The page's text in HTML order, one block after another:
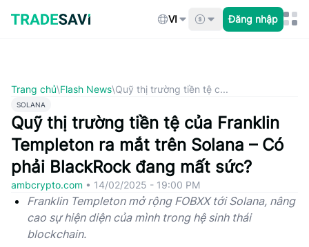
qua
nội
VI Đăng nhập
Trang chủ\Flash News\Quỹ thị trường tiền tệ c...
SOLANA
Quỹ thị trường tiền tệ của Franklin
Templeton ra mắt trên Solana – Có
phải BlackRock đang mất sức?
ambcrypto.com • 14/02/2025 - 19:00 PM
Franklin Templeton mở rộng FOBXX tới Solana, nâng
cao sự hiện diện của mình trong hệ sinh thái
blockchain.